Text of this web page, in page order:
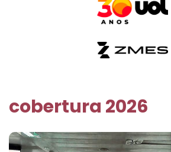
cobertura 2026